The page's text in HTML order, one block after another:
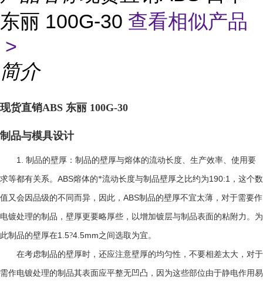
东丽 100G-30 查看相似产品
>
简介
现货直销ABS 东丽 100G-30
制品与模具设计
1. 制品的壁厚：制品的壁厚与熔体的流动长度、生产效率、使用要
求等都有关系。 ABS熔体的*流动长度与制品壁厚之比约为190:1 ，这个数
值又会因品级的不同而异，因此， ABS制品的壁厚不宜太薄，对于需要作
电镀处理的制品，壁厚更要略厚些，以增加镀层与制品表面的粘附力。为
此制品的壁厚在1.5?4.5mm之间选取为宜。
在考虑制品的壁厚时，还应注意壁厚的均匀性，不要相差太大，对于
需作电镀处理的制品其表面应平整无凹凸，因为这些部位由于静电作用易